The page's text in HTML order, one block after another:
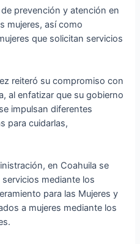
prevención y atención en
mujeres, así como
que solicitan servicios
reiteró su compromiso con
al enfatizar que su gobierno
impulsan diferentes
para cuidarlas,
en Coahuila se
mediante los
para las Mujeres y
a mujeres mediante los